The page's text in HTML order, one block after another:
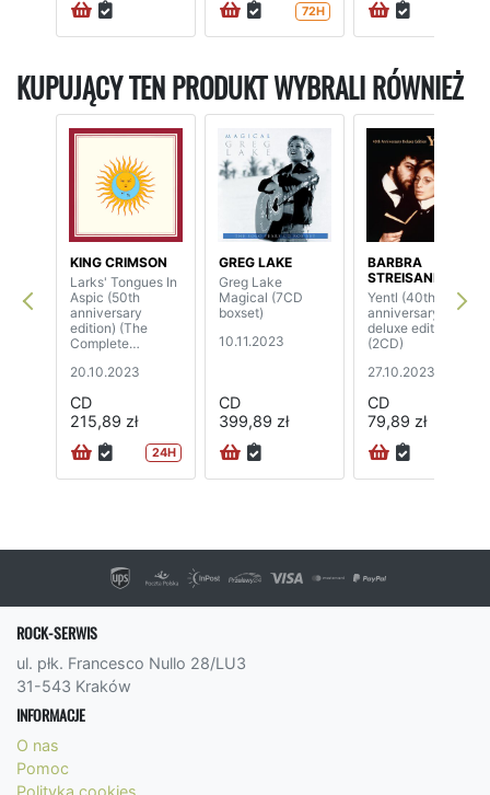
72H
KUPUJĄCY TEN PRODUKT WYBRALI RÓWNIEŻ
KING CRIMSON
Larks' Tongues In
Aspic (50th
anniversary
edition) (The
Complete
Mixes)
20.10.2023
CD
215,89 zł
24H
GREG LAKE
Greg Lake
Magical (7CD
boxset)
10.11.2023
CD
399,89 zł
BARBRA
STREISAND
Yentl (40th
anniversary
deluxe edition)
(2CD)
27.10.2023
CD
79,89 zł
ROCK-SERWIS
ul. płk. Francesco Nullo 28/LU3
31-543 Kraków
INFORMACJE
O nas
Pomoc
Polityka cookies